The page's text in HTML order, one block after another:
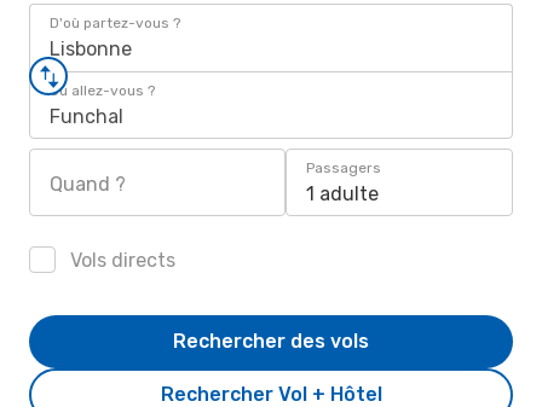
D'où partez-vous ?
Lisbonne
Où allez-vous ?
Funchal
Quand ?
Passagers
1 adulte
Vols directs
Rechercher Vol + Hôtel
Rechercher des vols